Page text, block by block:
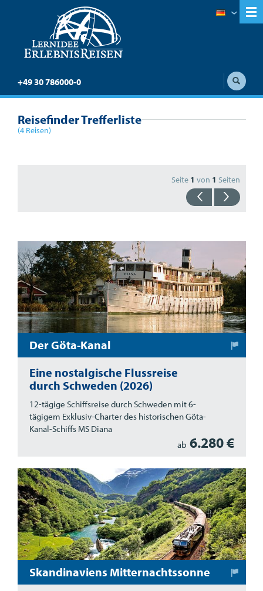
+49 30 786000-0
Reisefinder Trefferliste
(4 Reisen)
Seite 1 von 1 Seiten
Der Göta-Kanal
Eine nostalgische Flussreise
durch Schweden (2026)
12-tägige Schiffsreise durch Schweden mit 6-
tägigem Exklusiv-Charter des historischen Göta-
Kanal-Schiffs MS Diana
ab 6.280 €
Skandinaviens Mitternachtssonne